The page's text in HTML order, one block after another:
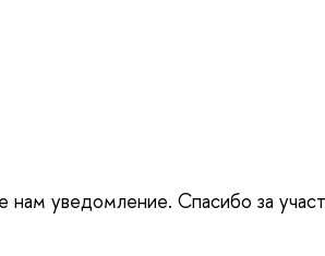
уведомление. Спасибо за